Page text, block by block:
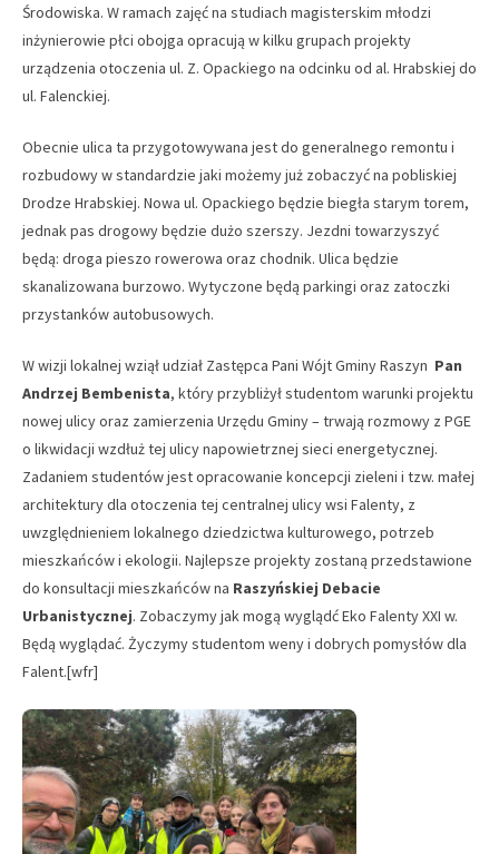
Środowiska. W ramach zajęć na studiach magisterskim młodzi
inżynierowie płci obojga opracują w kilku grupach projekty
urządzenia otoczenia ul. Z. Opackiego na odcinku od al. Hrabskiej do
ul. Falenckiej.
Obecnie ulica ta przygotowywana jest do generalnego remontu i
rozbudowy w standardzie jaki możemy już zobaczyć na pobliskiej
Drodze Hrabskiej. Nowa ul. Opackiego będzie biegła starym torem,
jednak pas drogowy będzie dużo szerszy. Jezdni towarzyszyć
będą: droga pieszo rowerowa oraz chodnik. Ulica będzie
skanalizowana burzowo. Wytyczone będą parkingi oraz zatoczki
przystanków autobusowych.
W wizji lokalnej wziął udział Zastępca Pani Wójt Gminy Raszyn Pan
Andrzej Bembenista, który przybliżył studentom warunki projektu
nowej ulicy oraz zamierzenia Urzędu Gminy – trwają rozmowy z PGE
o likwidacji wzdłuż tej ulicy napowietrznej sieci energetycznej.
Zadaniem studentów jest opracowanie koncepcji zieleni i tzw. małej
architektury dla otoczenia tej centralnej ulicy wsi Falenty, z
uwzględnieniem lokalnego dziedzictwa kulturowego, potrzeb
mieszkańców i ekologii. Najlepsze projekty zostaną przedstawione
do konsultacji mieszkańców na Raszyńskiej Debacie
Urbanistycznej. Zobaczymy jak mogą wyglądć Eko Falenty XXI w.
Będą wyglądać. Życzymy studentom weny i dobrych pomysłów dla
Falent.[wfr]